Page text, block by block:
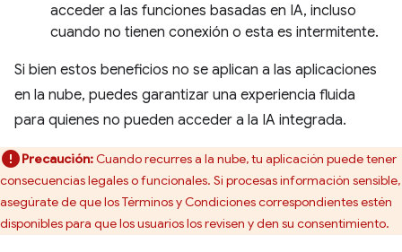
acceder a las funciones basadas en IA, incluso
cuando no tienen conexión o esta es intermitente.
Si bien estos beneficios no se aplican a las aplicaciones
en la nube, puedes garantizar una experiencia fluida
para quienes no pueden acceder a la IA integrada.
Precaución:Cuando recurres a la nube, tu aplicación puede tener
consecuencias legales o funcionales. Si procesas información sensible,
asegúrate de que los Términos y Condiciones correspondientes estén
disponibles para que los usuarios los revisen y den su consentimiento.